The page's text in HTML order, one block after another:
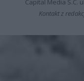
Kontakt z